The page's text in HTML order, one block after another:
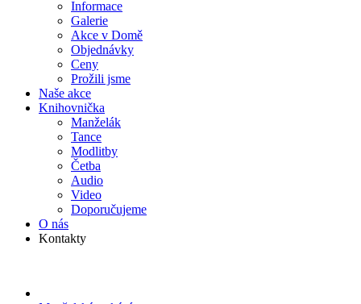
Informace
Galerie
Akce v Domě
Objed­návky
Ceny
Prožili jsme
Naše akce
Knihov­nička
Manželák
Tance
Modlitby
Četba
Audio
Video
Doporu­čujeme
O nás
Kontakty